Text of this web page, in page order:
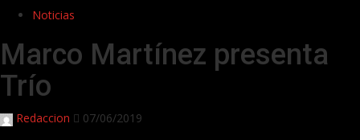
Noticias
Marco Martínez presenta
Trío
Redaccion 07/06/2019